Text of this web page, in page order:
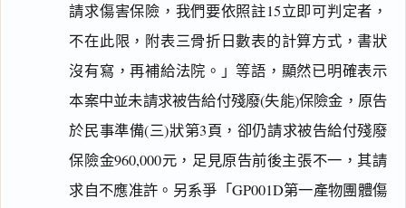
請求傷害保險，我們要依照註15立即可判定者，
不在此限，附表三骨折日數表的計算方式，書狀
沒有寫，再補給法院。」等語，顯然已明確表示
本案中並未請求被告給付殘廢(失能)保險金，原告
於民事準備(三)狀第3頁，卻仍請求被告給付殘廢
保險金960,000元，足見原告前後主張不一，其請
求自不應准許。另系爭「GP001D第一產物團體傷